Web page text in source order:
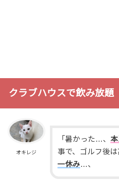
クラブハウスで飲み放題
オキレジ
「暑かった…、 本
事で、ゴルフ後は
一休み…、